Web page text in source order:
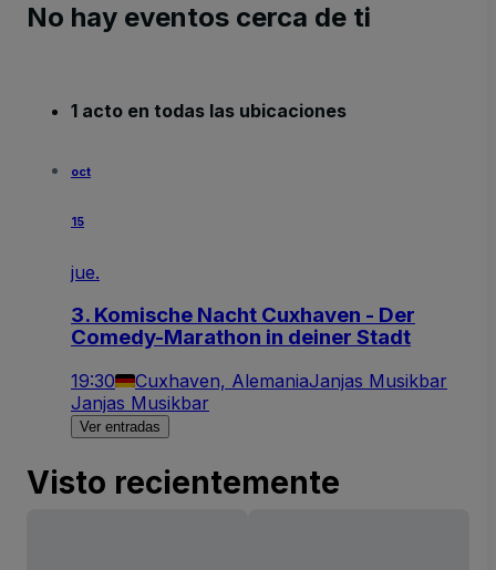
No hay eventos cerca de ti
1 acto en todas las ubicaciones
oct
15
jue.
3. Komische Nacht Cuxhaven - Der
Comedy-Marathon in deiner Stadt
19:30 Cuxhaven, AlemaniaJanjas Musikbar
Janjas Musikbar
Ver entradas
Visto recientemente